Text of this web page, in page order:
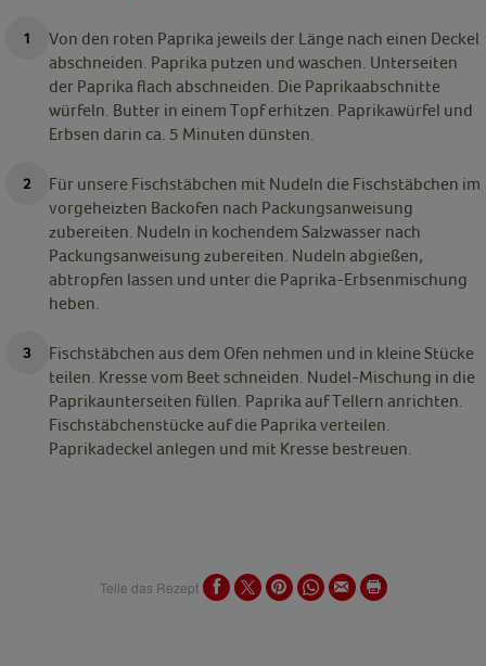
Von den roten Paprika jeweils der Länge nach einen Deckel
abschneiden. Paprika putzen und waschen. Unterseiten
der Paprika flach abschneiden. Die Paprikaabschnitte
würfeln. Butter in einem Topf erhitzen. Paprikawürfel und
Erbsen darin ca. 5 Minuten dünsten.
Für unsere Fischstäbchen mit Nudeln die Fischstäbchen im
vorgeheizten Backofen nach Packungsanweisung
zubereiten. Nudeln in kochendem Salzwasser nach
Packungsanweisung zubereiten. Nudeln abgießen,
abtropfen lassen und unter die Paprika-Erbsenmischung
heben.
Fischstäbchen aus dem Ofen nehmen und in kleine Stücke
teilen. Kresse vom Beet schneiden. Nudel-Mischung in die
Paprikaunterseiten füllen. Paprika auf Tellern anrichten.
Fischstäbchenstücke auf die Paprika verteilen.
Paprikadeckel anlegen und mit Kresse bestreuen.
Teile das Rezept